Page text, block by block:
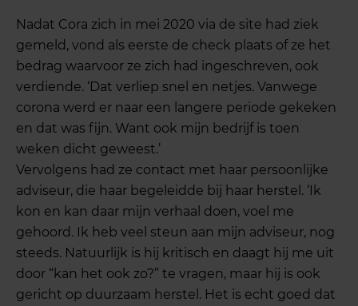
Nadat Cora zich in mei 2020 via de site had ziek
gemeld, vond als eerste de check plaats of ze het
bedrag waarvoor ze zich had ingeschreven, ook
verdiende. ‘Dat verliep snel en netjes. Vanwege
corona werd er naar een langere periode gekeken
en dat was fijn. Want ook mijn bedrijf is toen
weken dicht geweest.’
Vervolgens had ze contact met haar persoonlijke
adviseur, die haar begeleidde bij haar herstel. ‘Ik
kon en kan daar mijn verhaal doen, voel me
gehoord. Ik heb veel steun aan mijn adviseur, nog
steeds. Natuurlijk is hij kritisch en daagt hij me uit
door “kan het ook zo?” te vragen, maar hij is ook
gericht op duurzaam herstel. Het is echt goed dat